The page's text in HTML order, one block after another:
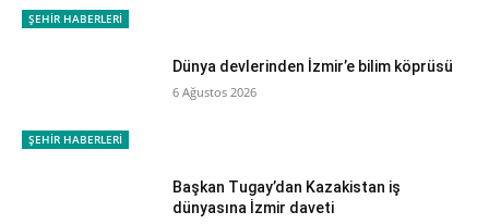
ŞEHİR HABERLERİ
ŞEHİR HABERLERİ
Dünya devlerinden İzmir’e bilim köprüsü
6 Ağustos 2026
Başkan Tugay’dan Kazakistan iş
dünyasına İzmir daveti